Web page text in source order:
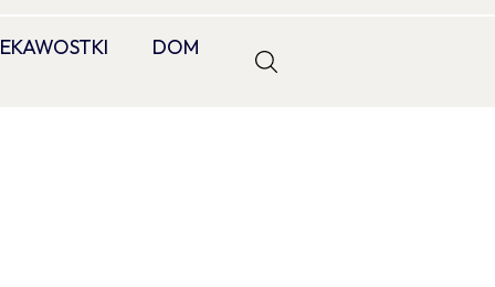
DOM